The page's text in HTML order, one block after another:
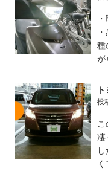
種
が
投
凄